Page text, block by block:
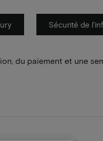
Sécurité de
du paiement et une